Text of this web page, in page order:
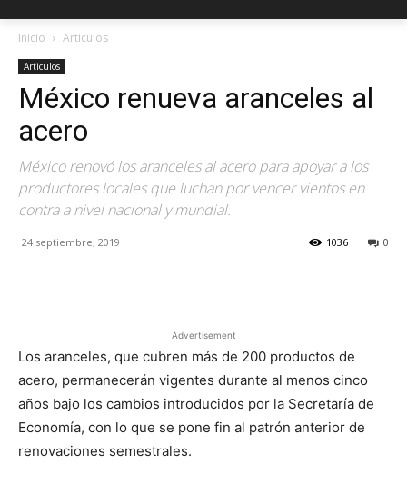
Inicio Articulos
Articulos
México renueva aranceles al
acero
México renovó los aranceles al acero para apoyar a los
productores locales que luchan por vencer vientos en
contra a nivel nacional y mundial.
24 septiembre, 2019 0
1036
Advertisement
Los aranceles, que cubren más de 200 productos de
acero, permanecerán vigentes durante al menos cinco
años bajo los cambios introducidos por la Secretaría de
Economía, con lo que se pone fin al patrón anterior de
renovaciones semestrales.